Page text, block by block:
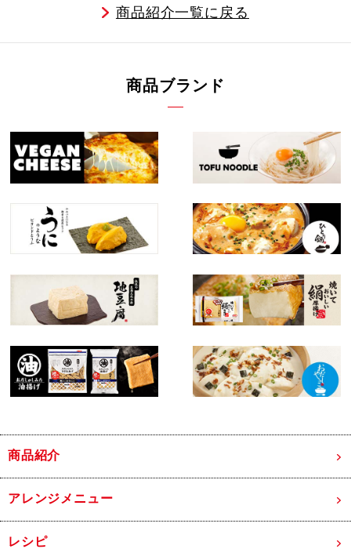
商品紹介一覧に戻る
商品ブランド
商品紹介
アレンジメニュー
レシピ